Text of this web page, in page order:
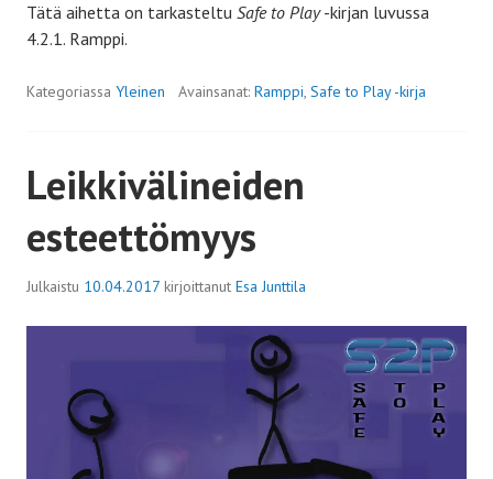
Tätä aihetta on tarkasteltu Safe to Play-kirjan luvussa
4.2.1. Ramppi.
Kategoriassa Yleinen Avainsanat: Ramppi, Safe to Play -kirja
Leikkivälineiden
esteettömyys
Julkaistu 10.04.2017 kirjoittanut Esa Junttila